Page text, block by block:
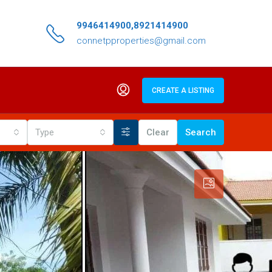
9946414900,8921414900
connetpproperties@gmail.com
CREATE A LISTING
Type Clear Search